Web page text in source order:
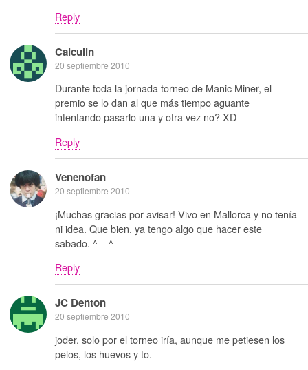
Reply
Calculin
20 septiembre 2010
Durante toda la jornada torneo de Manic Miner, el
premio se lo dan al que más tiempo aguante
intentando pasarlo una y otra vez no? XD
Reply
Venenofan
20 septiembre 2010
¡Muchas gracias por avisar! Vivo en Mallorca y no tenía
ni idea. Que bien, ya tengo algo que hacer este
sabado. ^__^
Reply
JC Denton
20 septiembre 2010
joder, solo por el torneo iría, aunque me petiesen los
pelos, los huevos y to.